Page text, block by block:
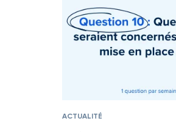
ACTUALITÉ